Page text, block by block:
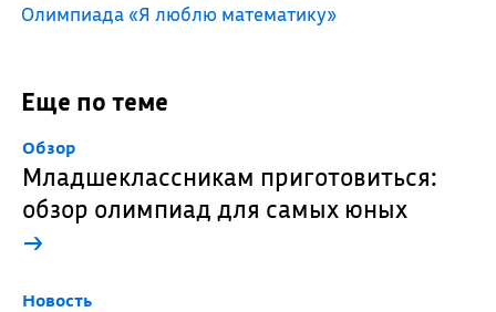
Олимпиада «Я люблю математику»
Еще по теме
Обзор
Младшеклассникам приготовиться:
обзор олимпиад для самых юных
→
Новость